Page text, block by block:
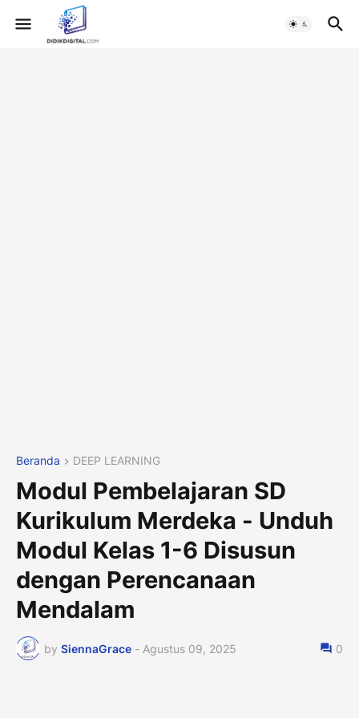
Beranda DEEP LEARNING
Modul Pembelajaran SD
Kurikulum Merdeka - Unduh
Modul Kelas 1-6 Disusun
dengan Perencanaan
Mendalam
by SiennaGrace - Agustus 09, 2025 0